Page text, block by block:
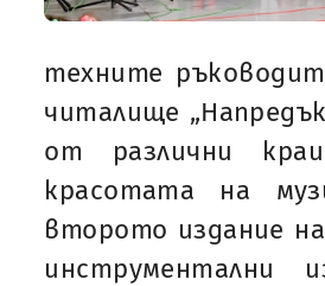
техните
читалище
от различни
красотата на
второто издание
инструментални